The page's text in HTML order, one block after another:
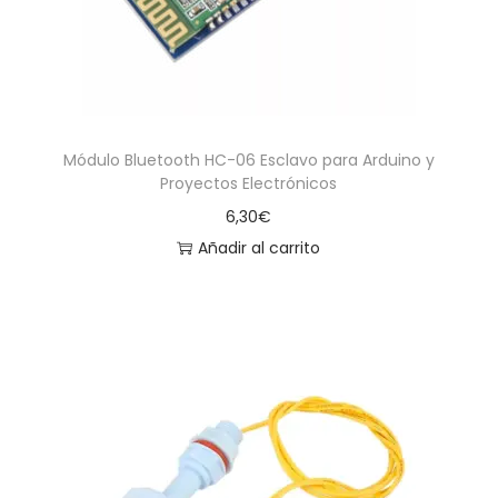
Módulo Bluetooth HC-06 Esclavo para Arduino y
Proyectos Electrónicos
6,30€
Añadir al carrito